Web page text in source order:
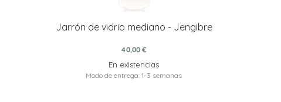
Jarrón de vidrio mediano - Jengibre
40,00 €
En existencias
Modo de entrega: 1-3 semanas